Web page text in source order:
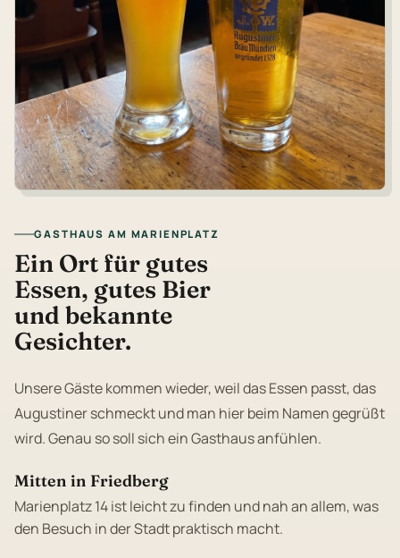
GASTHAUS AM MARIENPLATZ
Ein Ort für gutes
Essen, gutes Bier
und bekannte
Gesichter.
Unsere Gäste kommen wieder, weil das Essen passt, das
Augustiner schmeckt und man hier beim Namen gegrüßt
wird. Genau so soll sich ein Gasthaus anfühlen.
Mitten in Friedberg
Marienplatz 14 ist leicht zu finden und nah an allem, was
den Besuch in der Stadt praktisch macht.